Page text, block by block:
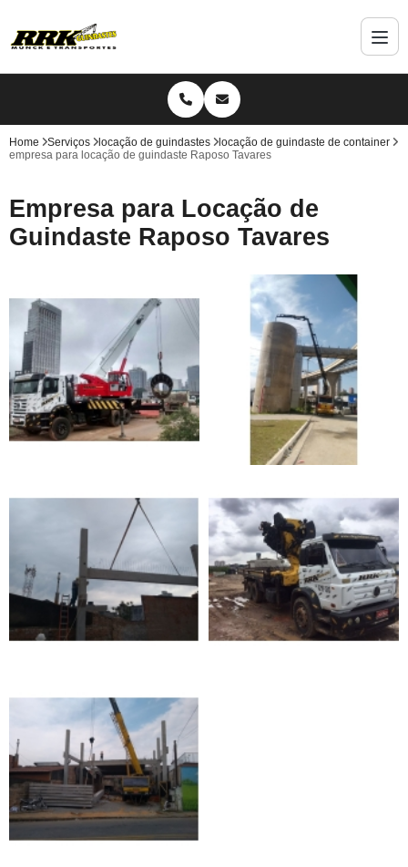
Home Serviços locação de guindastes
locação de guindaste de container
empresa para locação de guindaste Raposo Tavares
Empresa para Locação de
Guindaste Raposo Tavares